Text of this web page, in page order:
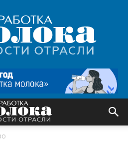
Переработка
молока
|
Новости